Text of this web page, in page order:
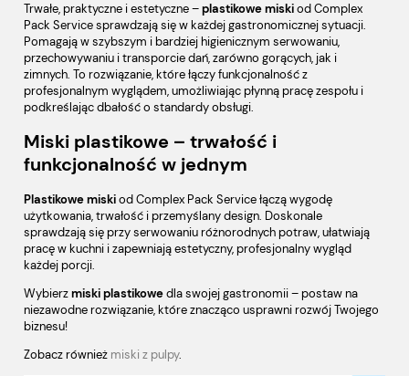
Trwałe, praktyczne i estetyczne –plastikowe miskiod Complex
Pack Service sprawdzają się w każdej gastronomicznej sytuacji.
Pomagają w szybszym i bardziej higienicznym serwowaniu,
przechowywaniu i transporcie dań, zarówno gorących, jak i
zimnych. To rozwiązanie, które łączy funkcjonalność z
profesjonalnym wyglądem, umożliwiając płynną pracę zespołu i
podkreślając dbałość o standardy obsługi.
Miski plastikowe – trwałość i
funkcjonalność w jednym
Plastikowe miskiod Complex Pack Service łączą wygodę
użytkowania, trwałość i przemyślany design. Doskonale
sprawdzają się przy serwowaniu różnorodnych potraw, ułatwiają
pracę w kuchni i zapewniają estetyczny, profesjonalny wygląd
każdej porcji.
Wybierzmiski plastikowedla swojej gastronomii – postaw na
niezawodne rozwiązanie, które znacząco usprawni rozwój Twojego
biznesu!
Zobacz również miski z pulpy.